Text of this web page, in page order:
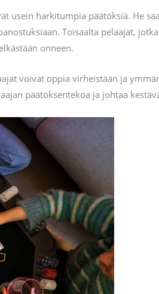
usein harkitumpia päätöksiä. He
Toisaalta pelaajat,
onneen.
voivat oppia virheistään ja
päätöksentekoa ja johtaa